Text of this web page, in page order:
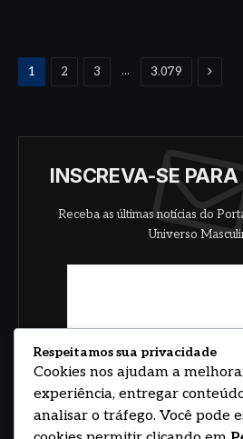
1 2 3 ... 3.079
INSCREVA-SE
Receba as últimas notícias do
Universo
Respeitamos sua privacidade
Cookies nos ajudam a
experiência, entregar
analisar o tráfego. Você pode